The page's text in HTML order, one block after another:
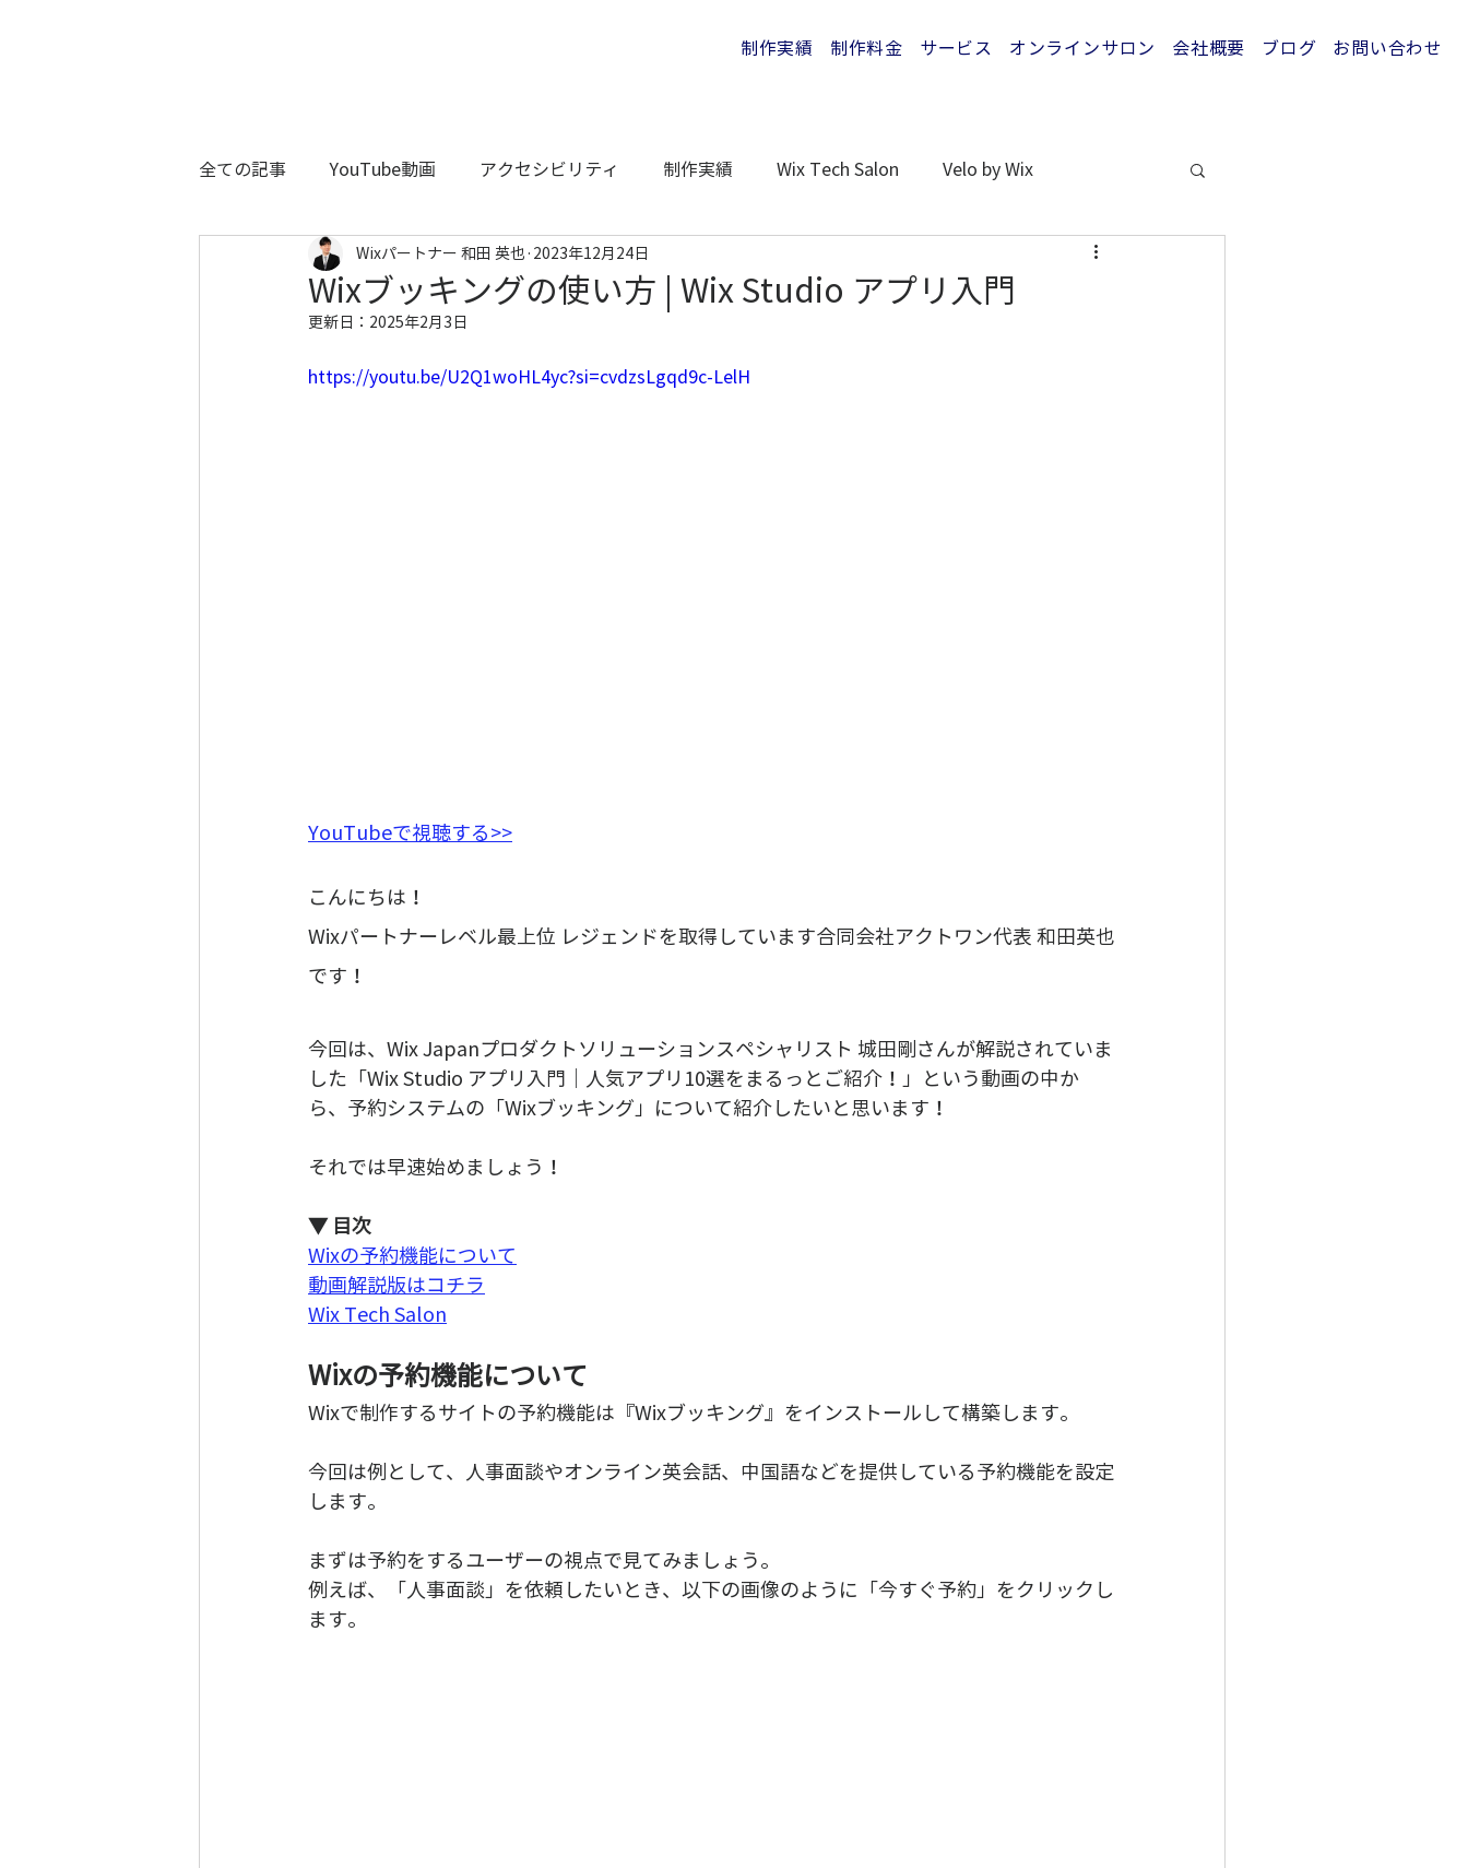
制作実績 制作料金 サービス オンラインサロン 会社概要 ブログ お問い合わせ
全ての記事 YouTube動画 アクセシビリティ 制作実績 Wix Tech Salon Velo by Wix
Wixブッキングの使い方 | Wix Studio アプリ入門
Wixパートナー 和田 英也 2023年12月24日
更新日： 2025年2月3日
https://youtu.be/U2Q1woHL4yc?si=cvdzsLgqd9c-LelH
YouTubeで視聴する>>
こんにちは！
Wixパートナーレベル最上位 レジェンドを取得しています合同会社アクトワン代表 和田英也
です！
今回は、Wix Japanプロダクトソリューションスペシャリスト 城田剛さんが解説されていま
した「Wix Studio アプリ入門｜人気アプリ10選をまるっとご紹介！」という動画の中か
ら、予約システムの「Wixブッキング」について紹介したいと思います！
それでは早速始めましょう！
▼ 目次
Wixの予約機能について
動画解説版はコチラ
Wix Tech Salon
Wixの予約機能について
Wixで制作するサイトの予約機能は『Wixブッキング』をインストールして構築します。
今回は例として、人事面談やオンライン英会話、中国語などを提供している予約機能を設定
します。
まずは予約をするユーザーの視点で見てみましょう。
例えば、「人事面談」を依頼したいとき、以下の画像のように「今すぐ予約」をクリックし
ます。